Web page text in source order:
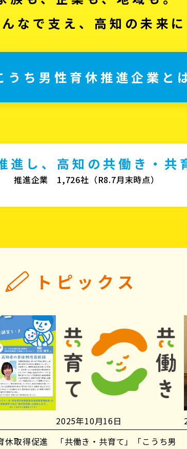
なで支え、高知の未来
うち男性育休推進企業と
し、高知の共働き・共
推進企業 1,726社（R8.7月末時点）
トピックス
休取得促進
2025年10月16日
「共働き・共育て」「こうち男